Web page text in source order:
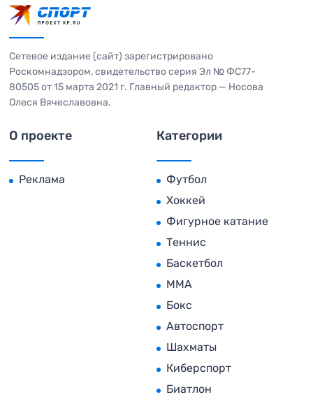
Сетевое издание (сайт) зарегистрировано
Роскомнадзором, свидетельство серия Эл № ФС77-
80505 от 15 марта 2021 г. Главный редактор — Носова
Олеся Вячеславовна.
О проекте
Реклама
Категории
Футбол
Хоккей
Фигурное катание
Теннис
Баскетбол
MMA
Бокс
Автоспорт
Шахматы
Киберспорт
Биатлон